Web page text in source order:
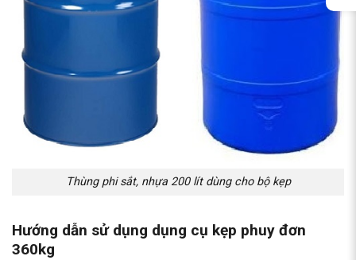
Thùng phi sắt, nhựa 200 lít dùng cho bộ kẹp
Hướng dẫn sử dụng dụng cụ kẹp phuy đơn
360kg